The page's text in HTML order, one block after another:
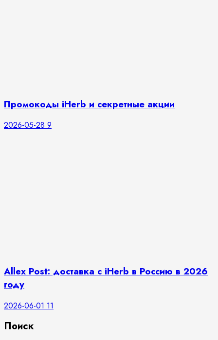
Промокоды iHerb и секретные акции
2026-05-28 9
Allex Post: доставка с iHerb в Россию в 2026
году
2026-06-01 11
Поиск